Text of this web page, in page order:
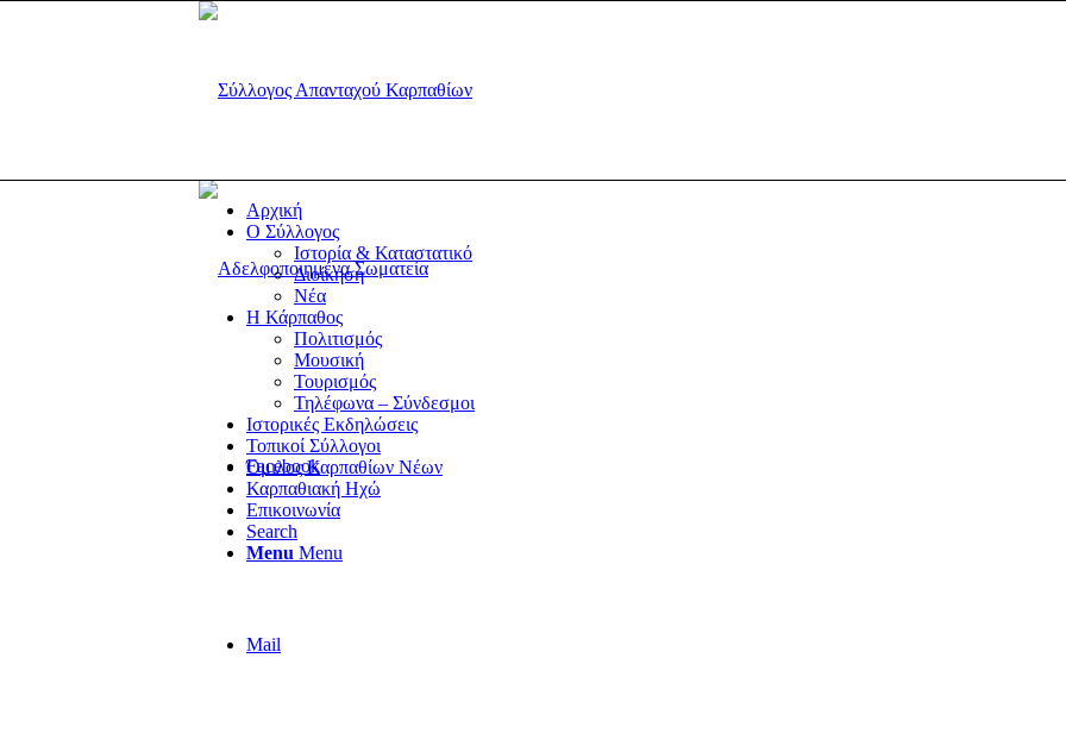
Facebook
Mail
Αρχική
Ο Σύλλογος
Ιστορία & Καταστατικό
Διοίκηση
Νέα
Η Κάρπαθος
Πολιτισμός
Μουσική
Τουρισμός
Τηλέφωνα – Σύνδεσμοι
Ιστορικές Εκδηλώσεις
Τοπικοί Σύλλογοι
Όμιλος Καρπαθίων Νέων
Καρπαθιακή Ηχώ
Επικοινωνία
Search
Menu Menu